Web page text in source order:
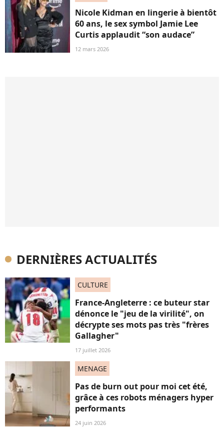
Nicole Kidman en lingerie à bientôt
60 ans, le sex symbol Jamie Lee
Curtis applaudit “son audace”
12 mars 2026
DERNIÈRES ACTUALITÉS
CULTURE
France-Angleterre : ce buteur star
dénonce le "jeu de la virilité", on
décrypte ses mots pas très "frères
Gallagher"
17 juillet 2026
MENAGE
Pas de burn out pour moi cet été,
grâce à ces robots ménagers hyper
performants
24 juin 2026